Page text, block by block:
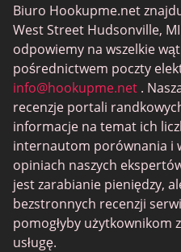
Biuro Hookupme.net
West Street Hudsonville,
odpowiemy na wszelkie
pośrednictwem poczty
info@hookupme.net .
recenzje portali
informacje na temat ich
internautom porównania i
opiniach naszych
jest zarabianie pieniędzy,
bezstronnych recenzji
pomogłyby użytkownikom
usługę.